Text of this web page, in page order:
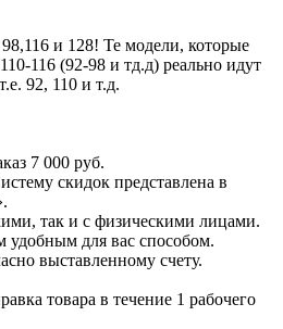
и 128! Те модели, которые
116 (92-98 и тд.д) реально идут
92, 110 и т.д.
7 000 руб.
скидок представлена в
так и с физическими лицами.
для вас способом.
выставленному счету.
товара в течение 1 рабочего